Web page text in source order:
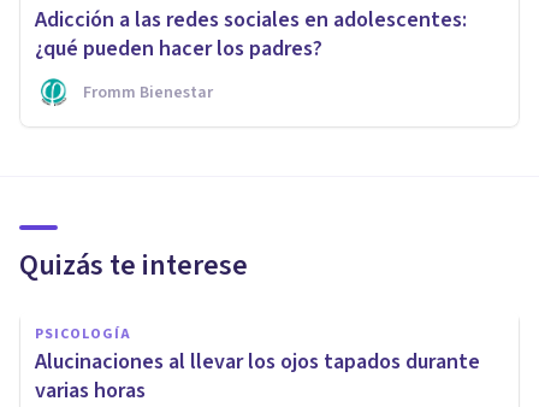
Adicción a las redes sociales en adolescentes:
¿qué pueden hacer los padres?
Fromm Bienestar
Quizás te interese
PSICOLOGÍA
Alucinaciones al llevar los ojos tapados durante
varias horas